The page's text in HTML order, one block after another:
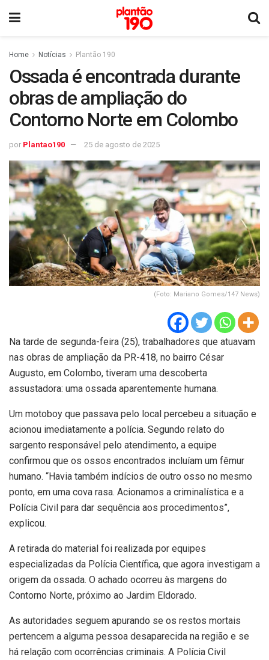
Home Notícias Plantão 190
Ossada é encontrada durante
obras de ampliação do
Contorno Norte em Colombo
por Plantao190 25 de agosto de 2025
(Foto: Mariano Gomes/147 News)
Na tarde de segunda-feira (25), trabalhadores que atuavam
nas obras de ampliação da PR-418, no bairro César
Augusto, em Colombo, tiveram uma descoberta
assustadora: uma ossada aparentemente humana.
Um motoboy que passava pelo local percebeu a situação e
acionou imediatamente a polícia. Segundo relato do
sargento responsável pelo atendimento, a equipe
confirmou que os ossos encontrados incluíam um fêmur
humano. “Havia também indícios de outro osso no mesmo
ponto, em uma cova rasa. Acionamos a criminalística e a
Polícia Civil para dar sequência aos procedimentos”,
explicou.
A retirada do material foi realizada por equipes
especializadas da Polícia Científica, que agora investigam a
origem da ossada. O achado ocorreu às margens do
Contorno Norte, próximo ao Jardim Eldorado.
As autoridades seguem apurando se os restos mortais
pertencem a alguma pessoa desaparecida na região e se
há relação com ocorrências criminais. A Polícia Civil